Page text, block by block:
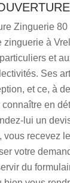
Zinguerie 80
zinguerie à
et
Ses
et ce, à
connaître en
lui un
vous recevez
votre
du